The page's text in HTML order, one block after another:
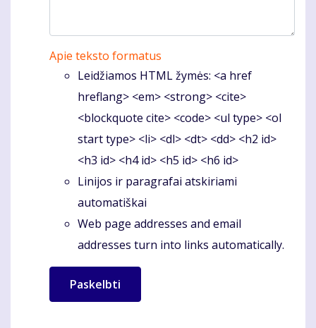
Apie teksto formatus
Leidžiamos HTML žymės: <a href
hreflang> <em> <strong> <cite>
<blockquote cite> <code> <ul type> <ol
start type> <li> <dl> <dt> <dd> <h2 id>
<h3 id> <h4 id> <h5 id> <h6 id>
Linijos ir paragrafai atskiriami
automatiškai
Web page addresses and email
addresses turn into links automatically.